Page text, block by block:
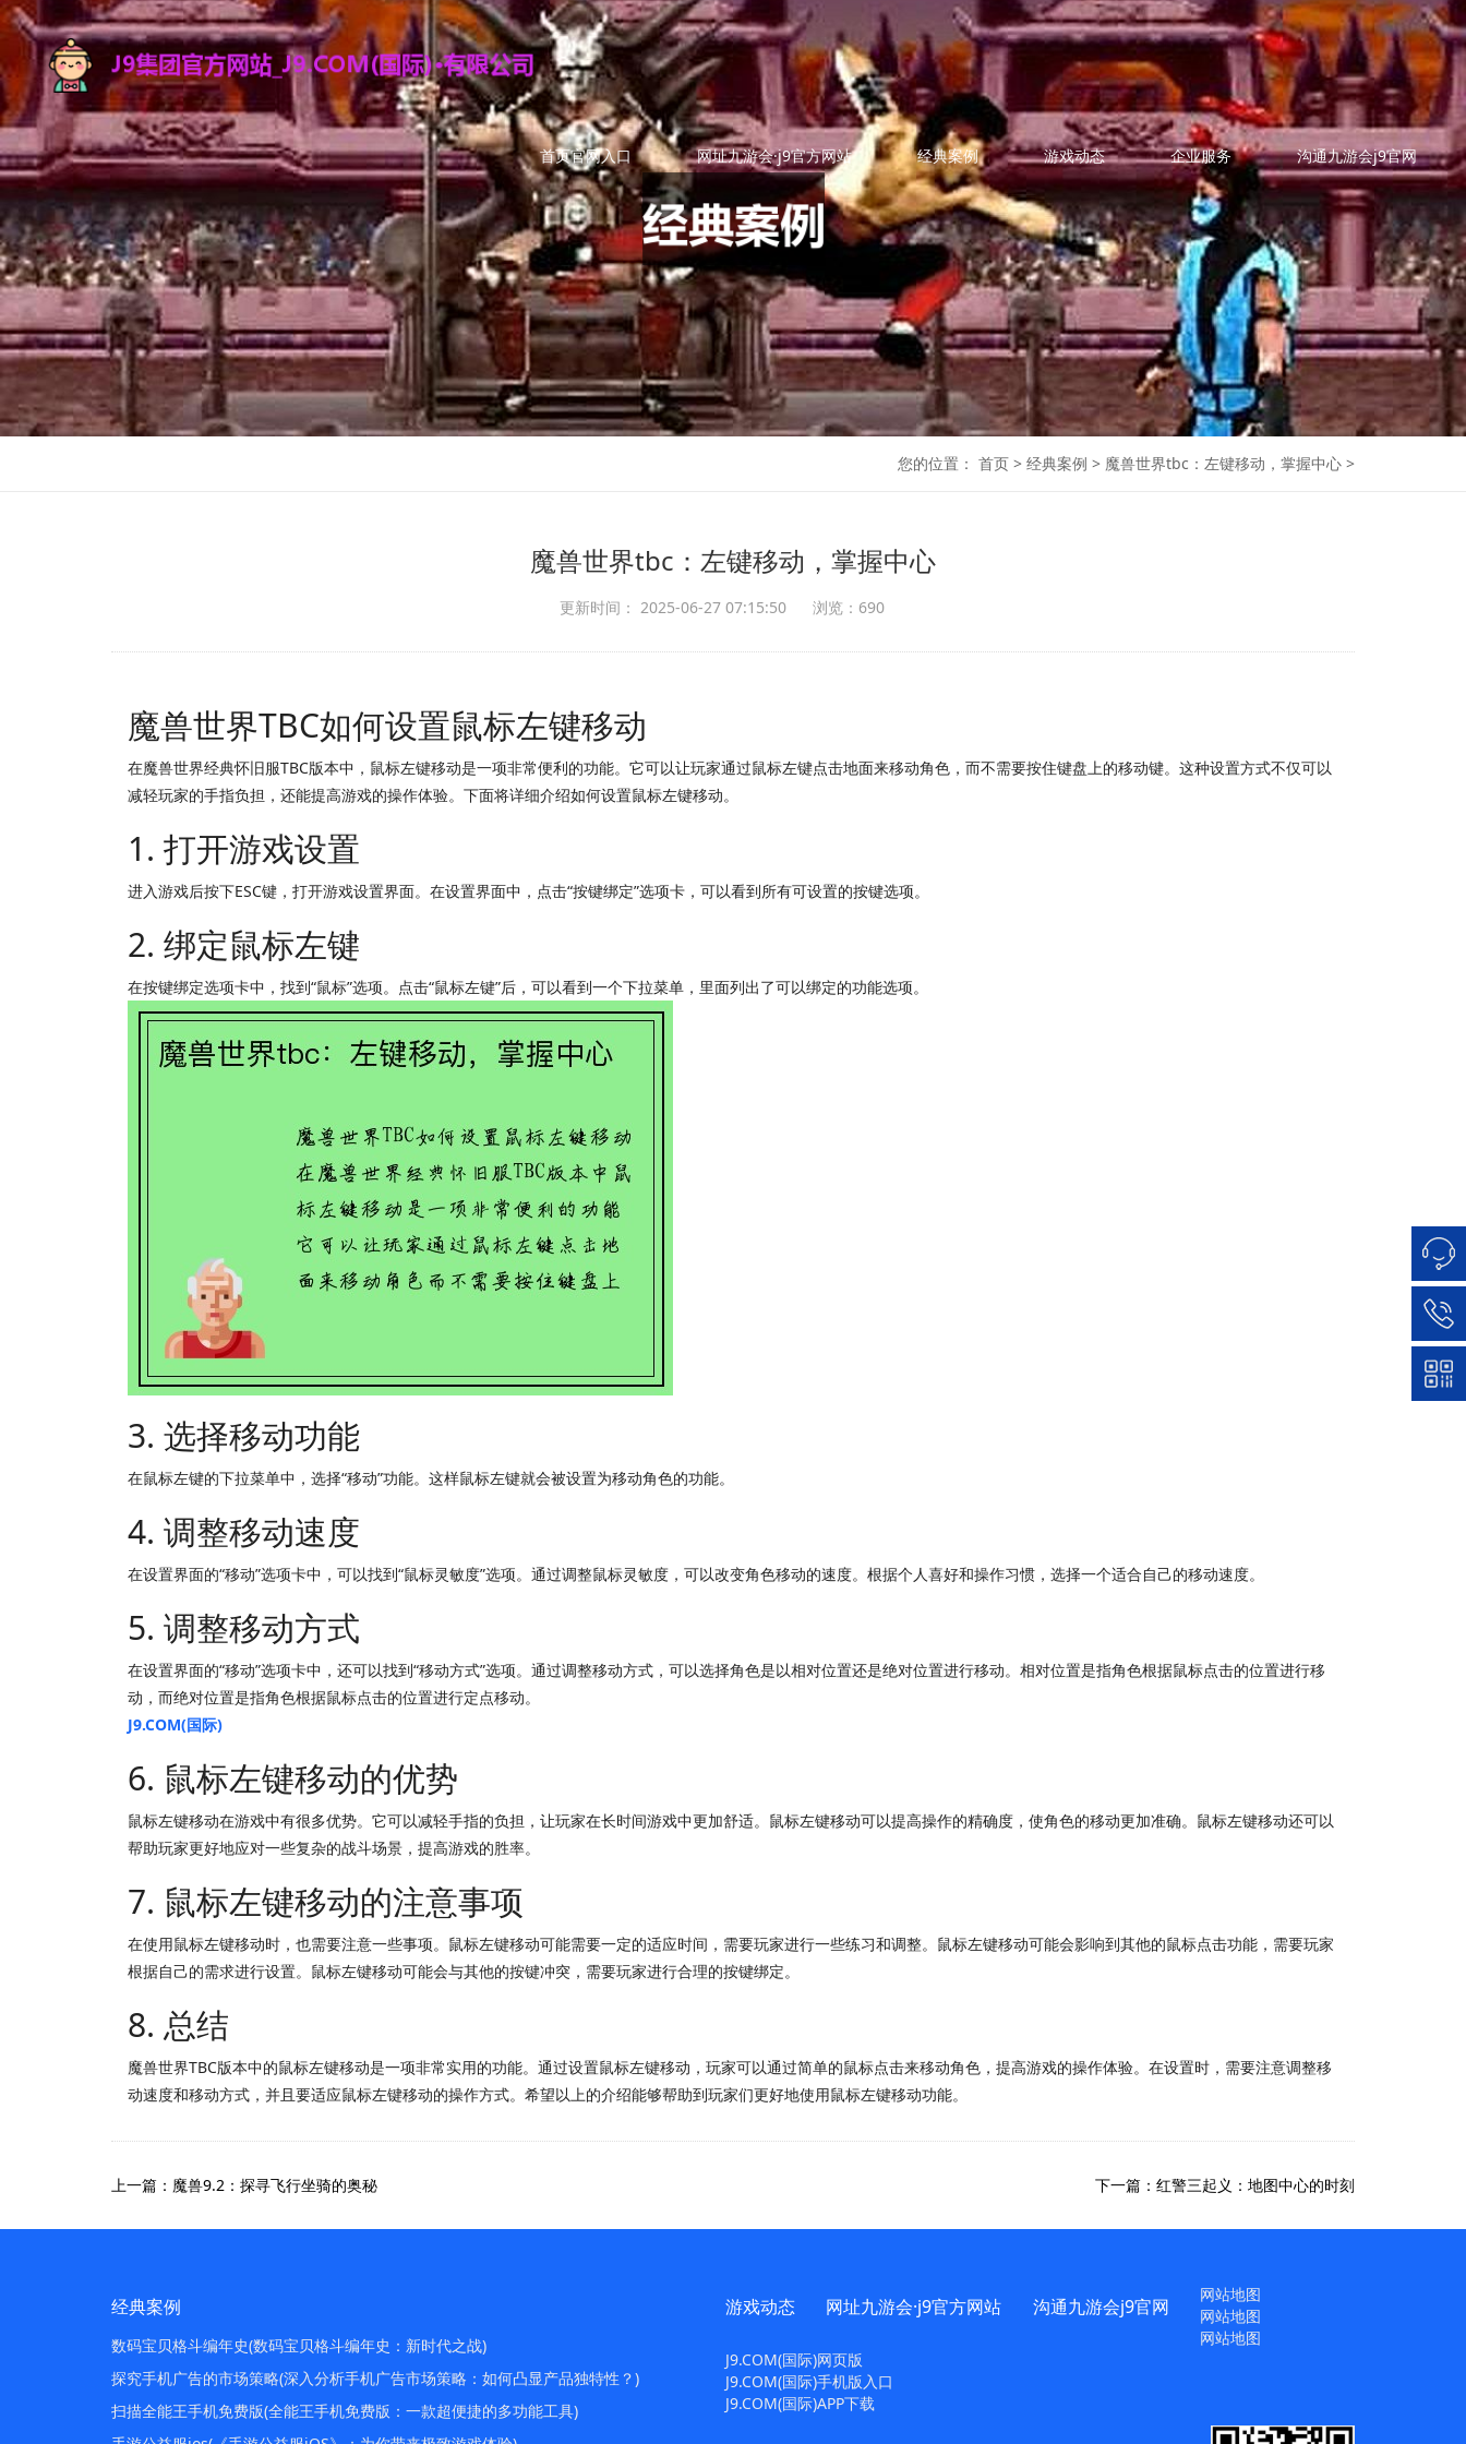
首页官网入口 网址九游会·j9官方网站 经典案例 游戏动态 企业服务 沟通九游会j9官网
您的位置： 首页 > 经典案例 > 魔兽世界tbc：左键移动，掌握中心 >
魔兽世界tbc：左键移动，掌握中心
更新时间： 2025-06-27 07:15:50 浏览：690
魔兽世界TBC如何设置鼠标左键移动
在魔兽世界经典怀旧服TBC版本中，鼠标左键移动是一项非常便利的功能。它可以让玩家通过鼠标左键点击地面来移动角色，而不需要按住键盘上的移动键。这种设置方式不仅可以
减轻玩家的手指负担，还能提高游戏的操作体验。下面将详细介绍如何设置鼠标左键移动。
1. 打开游戏设置
进入游戏后按下ESC键，打开游戏设置界面。在设置界面中，点击“按键绑定”选项卡，可以看到所有可设置的按键选项。
2. 绑定鼠标左键
在按键绑定选项卡中，找到“鼠标”选项。点击“鼠标左键”后，可以看到一个下拉菜单，里面列出了可以绑定的功能选项。
3. 选择移动功能
在鼠标左键的下拉菜单中，选择“移动”功能。这样鼠标左键就会被设置为移动角色的功能。
4. 调整移动速度
在设置界面的“移动”选项卡中，可以找到“鼠标灵敏度”选项。通过调整鼠标灵敏度，可以改变角色移动的速度。根据个人喜好和操作习惯，选择一个适合自己的移动速度。
5. 调整移动方式
在设置界面的“移动”选项卡中，还可以找到“移动方式”选项。通过调整移动方式，可以选择角色是以相对位置还是绝对位置进行移动。相对位置是指角色根据鼠标点击的位置进行移
动，而绝对位置是指角色根据鼠标点击的位置进行定点移动。
J9.COM(国际)
6. 鼠标左键移动的优势
鼠标左键移动在游戏中有很多优势。它可以减轻手指的负担，让玩家在长时间游戏中更加舒适。鼠标左键移动可以提高操作的精确度，使角色的移动更加准确。鼠标左键移动还可以
帮助玩家更好地应对一些复杂的战斗场景，提高游戏的胜率。
7. 鼠标左键移动的注意事项
在使用鼠标左键移动时，也需要注意一些事项。鼠标左键移动可能需要一定的适应时间，需要玩家进行一些练习和调整。鼠标左键移动可能会影响到其他的鼠标点击功能，需要玩家
根据自己的需求进行设置。鼠标左键移动可能会与其他的按键冲突，需要玩家进行合理的按键绑定。
8. 总结
魔兽世界TBC版本中的鼠标左键移动是一项非常实用的功能。通过设置鼠标左键移动，玩家可以通过简单的鼠标点击来移动角色，提高游戏的操作体验。在设置时，需要注意调整移
动速度和移动方式，并且要适应鼠标左键移动的操作方式。希望以上的介绍能够帮助到玩家们更好地使用鼠标左键移动功能。
上一篇：魔兽9.2：探寻飞行坐骑的奥秘 下一篇：红警三起义：地图中心的时刻
经典案例
数码宝贝格斗编年史(数码宝贝格斗编年史：新时代之战)
探究手机广告的市场策略(深入分析手机广告市场策略：如何凸显产品独特性？)
扫描全能王手机免费版(全能王手机免费版：一款超便捷的多功能工具)
游戏动态 网址九游会·j9官方网站 沟通九游会j9官网
网站地图
网站地图
网站地图
J9.COM(国际)网页版
J9.COM(国际)手机版入口
J9.COM(国际)APP下载